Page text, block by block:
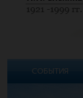
СОБЫТИЯ